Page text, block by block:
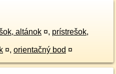
altánok ¤, prístrešok,
¤, orientačný bod ¤